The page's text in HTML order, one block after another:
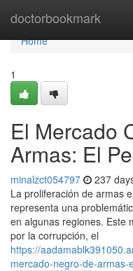
doctorbookmark
Home
Home
1
El Mercado
Armas: El
minalzct054797 237
La proliferación de armas
representa una
en algunas regiones. Este
por la corrupción, el
https://
mercado-negro-de-armas-